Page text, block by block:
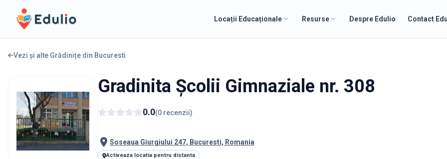
Edulio
Locații Educaționale Resurse Despre Edulio Contact
Vezi și alte Grădinițe din Bucuresti
Gradinita Școlii Gimnaziale nr. 308
0.0(0 recenzii)
Soseaua Giurgiului 247, Bucuresti, Romania
Activeaza locatia pentru distanta